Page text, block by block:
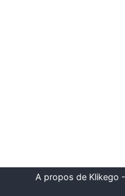
A propos de Klikego -